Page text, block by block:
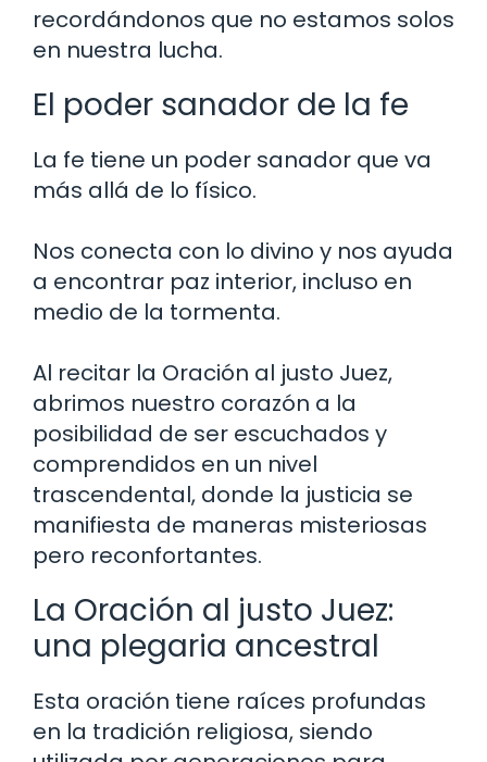
recordándonos que no estamos solos
en nuestra lucha.
El poder sanador de la fe
La fe tiene un poder sanador que va
más allá de lo físico.
Nos conecta con lo divino y nos ayuda
a encontrar paz interior, incluso en
medio de la tormenta.
Al recitar la Oración al justo Juez,
abrimos nuestro corazón a la
posibilidad de ser escuchados y
comprendidos en un nivel
trascendental, donde la justicia se
manifiesta de maneras misteriosas
pero reconfortantes.
La Oración al justo Juez:
una plegaria ancestral
Esta oración tiene raíces profundas
en la tradición religiosa, siendo